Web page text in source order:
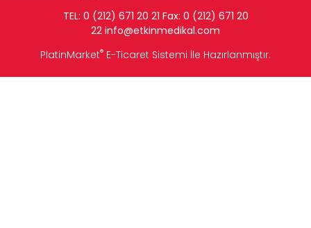
TEL: 0 (212) 671 20 21 Fax: 0 (212) 671 20
22 info@etkinmedikal.com
PlatinMarket® E-Ticaret Sistemi İle Hazırlanmıştır.